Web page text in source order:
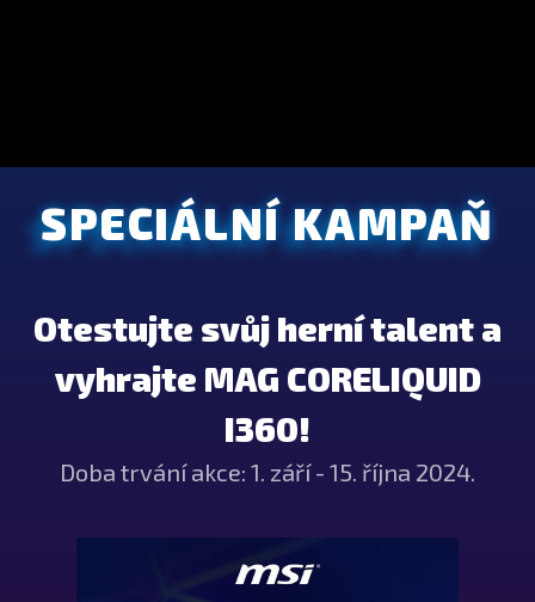
SPECIÁLNÍ KAMPAŇ
Otestujte svůj herní talent a
vyhrajte MAG CORELIQUID
I360!
Doba trvání akce: 1. září - 15. října 2024.